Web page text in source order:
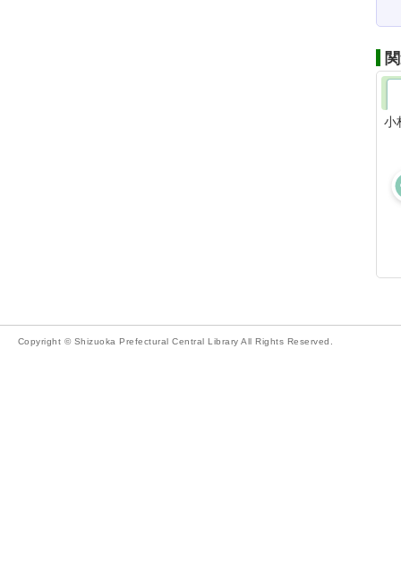
小
Copyright © Shizuoka Prefectural Central Library All Rights Reserved.